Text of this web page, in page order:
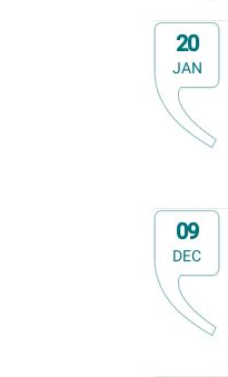
Op20
JAN
Op 09
DEC